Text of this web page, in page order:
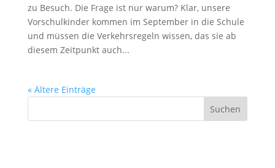
zu Besuch. Die Frage ist nur warum? Klar, unsere
Vorschulkinder kommen im September in die Schule
und müssen die Verkehrsregeln wissen, das sie ab
diesem Zeitpunkt auch...
« Ältere Einträge
Suchen